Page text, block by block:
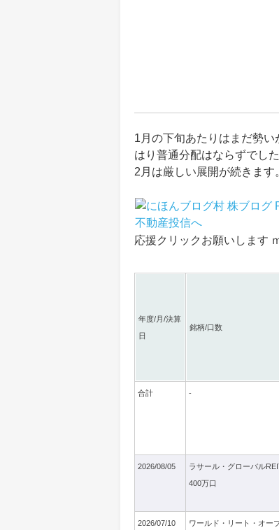
1月の下旬あたりはまだ勢
はり普通分配はならずでした
2月は厳しい展開が続きます
応援クリックお願いします
年度/月/決算
日
銘柄/口数
合計 -
2026/08/05
ラサール・グローバル
400万口
2026/07/10
ワールド・リート・オー